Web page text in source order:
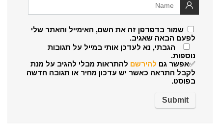
שמור בדפדפן זה את השם, האימייל והאתר שלי
לפעם הבאה שאגיב.
הגבתי, נא לעדכן אותי במייל על תגובות
נוספות.
✅אפשר גם להירשם להתראות מבלי להגיב על מנת
לקבל התראה כאשר יש עדכון מחיר או תגובה חדשה
בפוסט.